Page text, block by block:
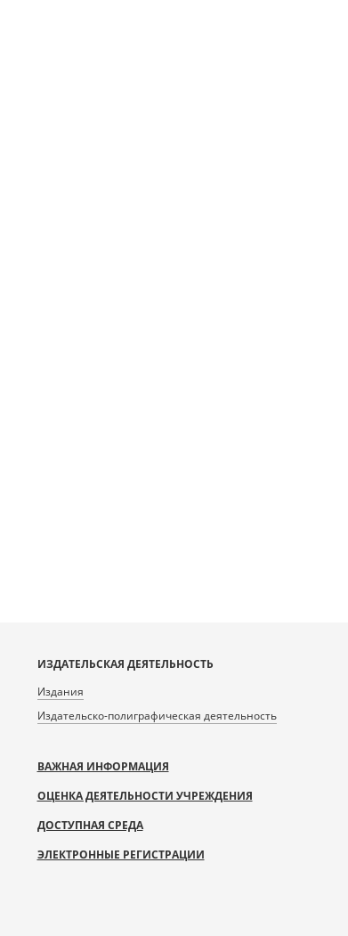
ИЗДАТЕЛЬСКАЯ ДЕЯТЕЛЬНОСТЬ
Издания
Издательско-полиграфическая деятельность
ВАЖНАЯ ИНФОРМАЦИЯ
ОЦЕНКА ДЕЯТЕЛЬНОСТИ УЧРЕЖДЕНИЯ
ДОСТУПНАЯ СРЕДА
ЭЛЕКТРОННЫЕ РЕГИСТРАЦИИ